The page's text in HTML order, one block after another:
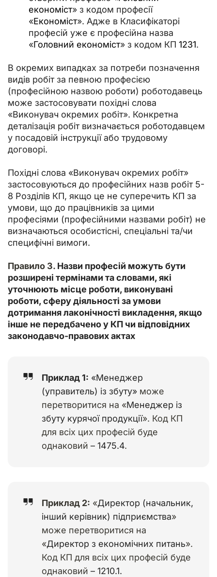
економіст» з кодом професії
«Економіст». Адже в Класифікаторі
професій уже є професійна назва
«Головний економіст» з кодом КП 1231.
В окремих випадках за потреби позначення
видів робіт за певною професією
(професійною назвою роботи) роботодавець
може застосовувати похідні слова
«Виконувач окремих робіт». Конкретна
деталізація робіт визначається роботодавцем
у посадовій інструкції або трудовому
договорі.
Похідні слова «Виконувач окремих робіт»
застосовуються до професійних назв робіт 5-
8 Розділів КП, якщо це не суперечить КП за
умови, що до працівників за цими
професіями (професійними назвами робіт) не
визначаються особистісні, спеціальні та/чи
специфічні вимоги.
Правило 3. Назви професій можуть бути
розширені термінами та словами, які
уточнюють місце роботи, виконувані
роботи, сферу діяльності за умови
дотримання лаконічності викладення, якщо
інше не передбачено у КП чи відповідних
законодавчо-правових актах
Приклад 1: «Менеджер
(управитель) із збуту» може
перетворитися на «Менеджер із
збуту курячої продукції». Код КП
для всіх цих професій буде
однаковий – 1475.4.
Приклад 2: «Директор (начальник,
інший керівник) підприємства»
може перетворитися на
«Директор з економічних питань».
Код КП для всіх цих професій буде
однаковий – 1210.1.